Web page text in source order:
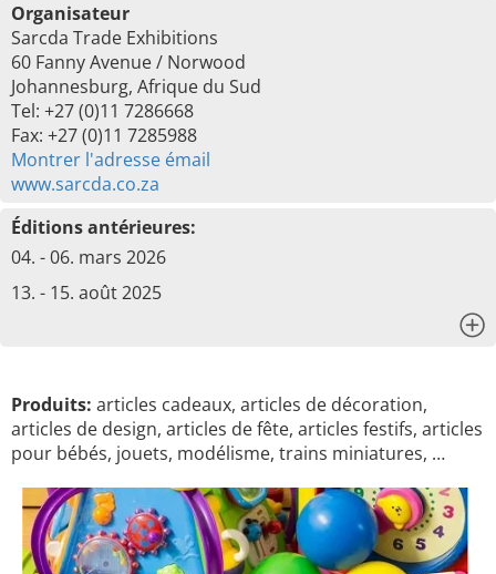
Organisateur
Sarcda Trade Exhibitions
60 Fanny Avenue / Norwood
Johannesburg, Afrique du Sud
Tel: +27 (0)11 7286668
Fax: +27 (0)11 7285988
Montrer l'adresse émail
www.sarcda.co.za
Éditions antérieures:
04. - 06. mars 2026
13. - 15. août 2025
Produits: articles cadeaux, articles de décoration,
articles de design, articles de fête, articles festifs, articles
pour bébés, jouets, modélisme, trains miniatures, …